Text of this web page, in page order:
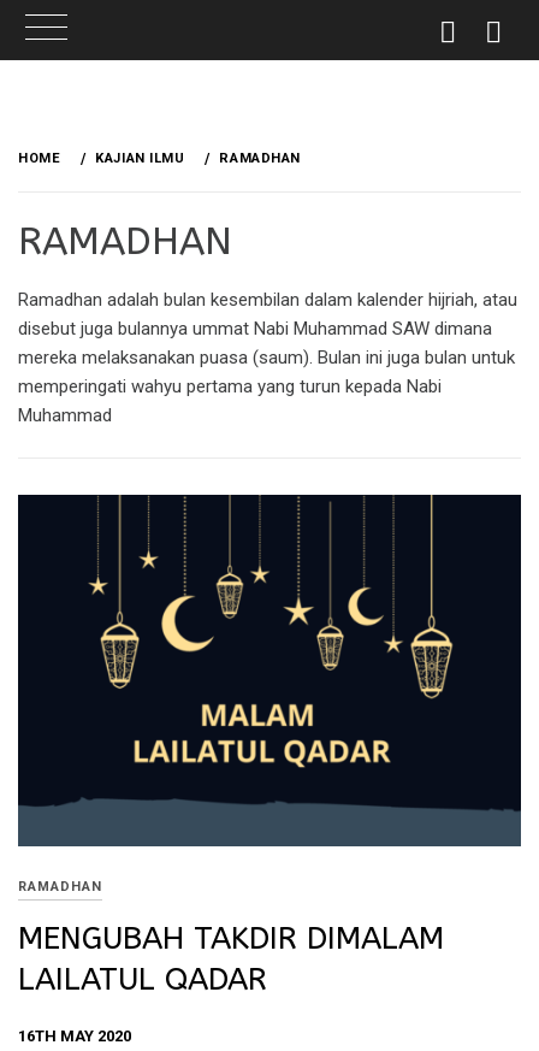
HOME KAJIAN ILMU RAMADHAN
RAMADHAN
Ramadhan adalah bulan kesembilan dalam kalender hijriah, atau
disebut juga bulannya ummat Nabi Muhammad SAW dimana
mereka melaksanakan puasa (saum). Bulan ini juga bulan untuk
memperingati wahyu pertama yang turun kepada Nabi
Muhammad
RAMADHAN
MENGUBAH TAKDIR DIMALAM
LAILATUL QADAR
16TH MAY 2020